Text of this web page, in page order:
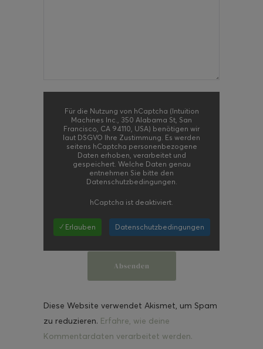
Für die Nutzung von hCaptcha (Intuition
Machines Inc., 350 Alabama St, San
Francisco, CA 94110, USA) benötigen wir
laut DSGVO Ihre Zustimmung. Es werden
seitens hCaptcha personenbezogene
Daten erhoben, verarbeitet und
gespeichert. Welche Daten genau
entnehmen Sie bitte den
Datenschutzbedingungen.
hCaptcha ist deaktiviert.
✓ Erlauben Datenschutzbedingungen
Diese Website verwendet Akismet, um Spam
zu reduzieren. Erfahre, wie deine
Kommentardaten verarbeitet werden.